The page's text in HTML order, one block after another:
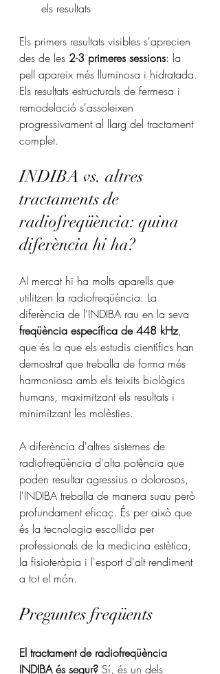
els resultats
Els primers resultats visibles s'aprecien
des de les 2-3 primeres sessions: la
pell apareix més lluminosa i hidratada.
Els resultats estructurals de fermesa i
remodelació s'assoleixen
progressivament al llarg del tractament
complet.
INDIBA vs. altres
tractaments de
radiofreqüència: quina
diferència hi ha?
Al mercat hi ha molts aparells que
utilitzen la radiofreqüència. La
diferència de l'INDIBA rau en la seva
freqüència específica de 448 kHz,
que és la que els estudis científics han
demostrat que treballa de forma més
harmoniosa amb els teixits biològics
humans, maximitzant els resultats i
minimitzant les molèsties.
A diferència d'altres sistemes de
radiofreqüència d'alta potència que
poden resultar agressius o dolorosos,
l'INDIBA treballa de manera suau però
profundament eficaç. És per això que
és la tecnologia escollida per
professionals de la medicina estètica,
la fisioteràpia i l'esport d'alt rendiment
a tot el món.
Preguntes freqüents
El tractament de radiofreqüència
INDIBA és segur? Sí, és un dels